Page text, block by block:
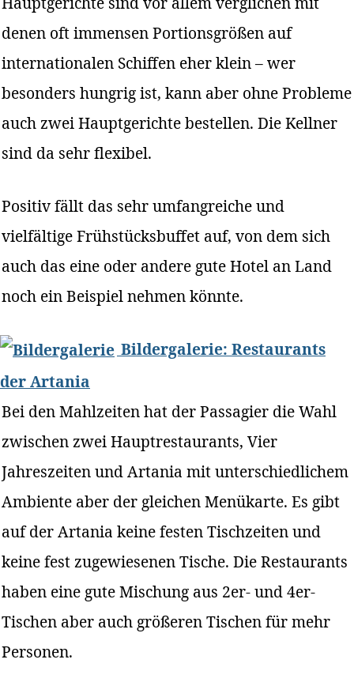
denen oft immensen Portionsgrößen auf
internationalen Schiffen eher klein – wer
besonders hungrig ist, kann aber ohne Probleme
auch zwei Hauptgerichte bestellen. Die Kellner
sind da sehr flexibel.
Positiv fällt das sehr umfangreiche und
vielfältige Frühstücksbuffet auf, von dem sich
auch das eine oder andere gute Hotel an Land
noch ein Beispiel nehmen könnte.
Bildergalerie: Restaurants
der Artania
Bei den Mahlzeiten hat der Passagier die Wahl
zwischen zwei Hauptrestaurants, Vier
Jahreszeiten und Artania mit unterschiedlichem
Ambiente aber der gleichen Menükarte. Es gibt
auf der Artania keine festen Tischzeiten und
keine fest zugewiesenen Tische. Die Restaurants
haben eine gute Mischung aus 2er- und 4er-
Tischen aber auch größeren Tischen für mehr
Personen.